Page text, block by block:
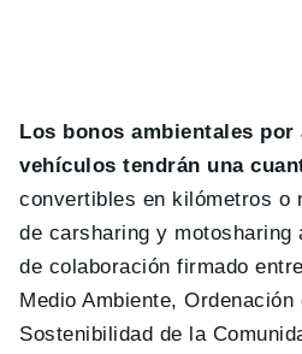
Los bonos ambientales
vehículos tendrán una
convertibles en kilómetros o
de carsharing y motosharing
de colaboración firmado
Medio Ambiente,
Sostenibilidad de la